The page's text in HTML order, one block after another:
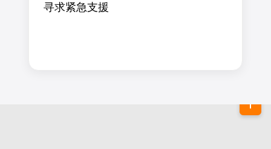
寻求紧急支援